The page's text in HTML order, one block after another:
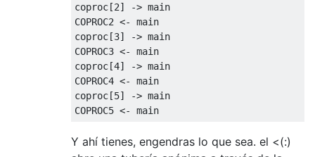
coproc[2] -> main
COPROC2 <- main
coproc[3] -> main
COPROC3 <- main
coproc[4] -> main
COPROC4 <- main
coproc[5] -> main
Y ahí tienes, engendras lo que sea. el <(:)